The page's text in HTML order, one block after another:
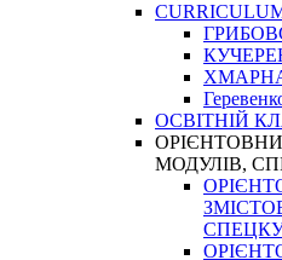
ХМАРНА
ОСВІТНІЙ
МОДУЛІВ,